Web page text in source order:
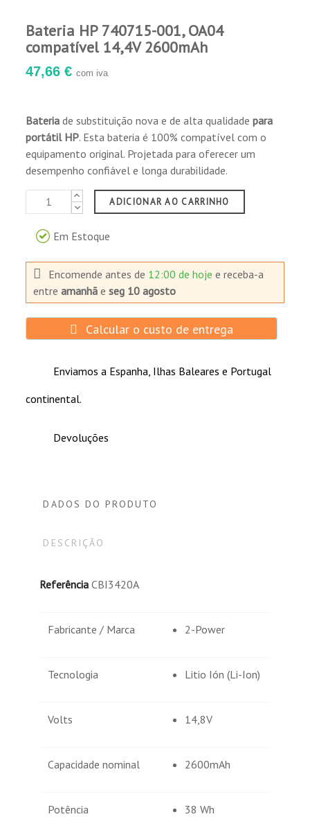
Bateria HP 740715-001, OA04
compatível 14,4V 2600mAh
47,66 € com iva
Bateria de substituição nova e de alta qualidadepara
portátil HP. Esta bateria é 100% compatível com o
equipamento original. Projetada para oferecer um
desempenho confiável e longa durabilidade.
ADICIONAR AO CARRINHO
Em Estoque
Encomende antes de 12:00 de hojee receba-a
entreamanhã eseg 10 agosto
Calcular o custo de entrega
Enviamos a Espanha, Ilhas Baleares e Portugal
continental.
Devoluções
DADOS DO PRODUTO
DESCRIÇÃO
Referência CBI3420A
Fabricante / Marca 2-Power
Tecnologia Litio Ión (Li-Ion)
Volts 14,8V
Capacidade nominal 2600mAh
Potência 38 Wh